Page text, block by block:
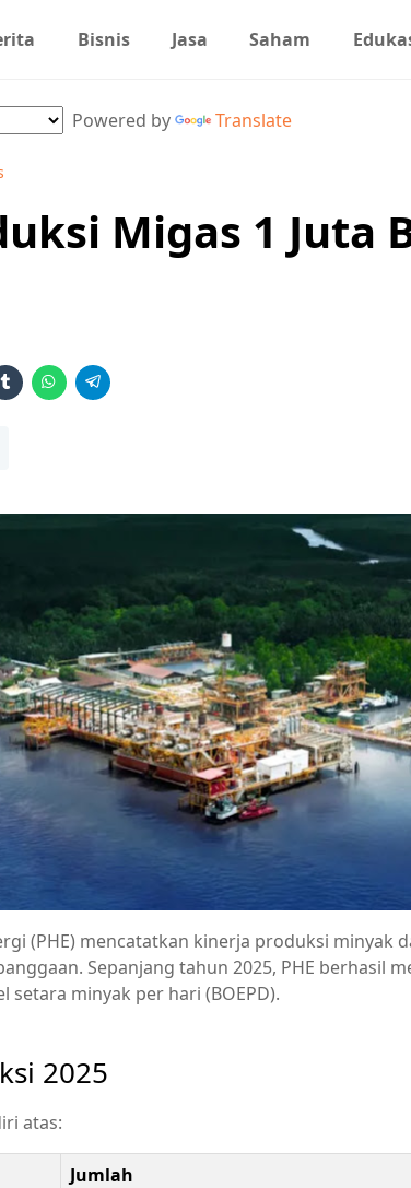
Bisnis Jasa Saham
Powered by Translate
Migas 1 Juta
(PHE) mencatatkan kinerja produksi minyak
Sepanjang tahun 2025, PHE berhasil
setara minyak per hari (BOEPD).
2025
atas:
Jumlah